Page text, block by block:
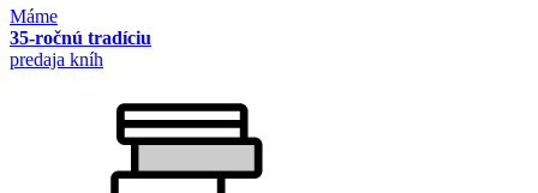
Máme
35-ročnú tradíciu
predaja kníh